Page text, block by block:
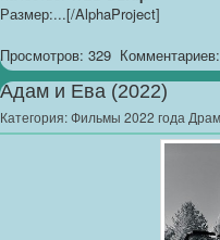
Размер:...[/AlphaProject]
Просмотров: 329
Адам и Ева (2022)
Категория:Фильмы 2022 года